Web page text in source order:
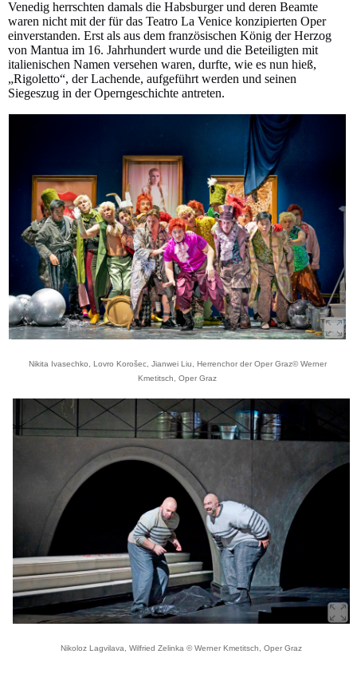
Venedig herrschten damals die Habsburger und deren Beamte
waren nicht mit der für das Teatro La Venice konzipierten Oper
einverstanden. Erst als aus dem französischen König der Herzog
von Mantua im 16. Jahrhundert wurde und die Beteiligten mit
italienischen Namen versehen waren, durfte, wie es nun hieß,
„Rigoletto“, der Lachende, aufgeführt werden und seinen
Siegeszug in der Operngeschichte antreten.
Nikita Ivasechko, Lovro Korošec, Jianwei Liu, Herrenchor der Oper Graz© Werner
Kmetitsch, Oper Graz
Nikoloz Lagvilava, Wilfried Zelinka © Werner Kmetitsch, Oper Graz